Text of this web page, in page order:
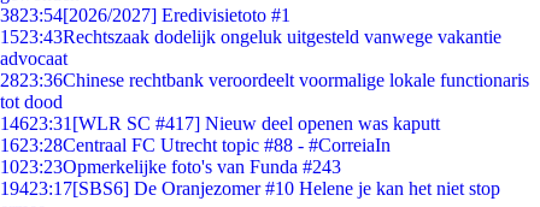
3823:54[2026/2027] Eredivisietoto #1
1523:43Rechtszaak dodelijk ongeluk uitgesteld vanwege vakantie
advocaat
2823:36Chinese rechtbank veroordeelt voormalige lokale functionaris
tot dood
14623:31 [WLR SC #417] Nieuw deel openen was kaputt
1623:28Centraal FC Utrecht topic #88 - #CorreiaIn
1023:23Opmerkelijke foto's van Funda #243
19423:17[SBS6] De Oranjezomer #10 Helene je kan het niet stop